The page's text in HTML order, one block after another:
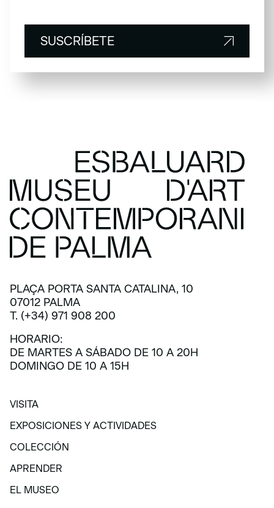
SUSCRÍBETE
SUSCRÍBETE
PLAÇA PORTA SANTA CATALINA, 10
07012 PALMA
T. (+34) 971 908 200
HORARIO:
DE MARTES A SÁBADO DE 10 A 20H
DOMINGO DE 10 A 15H
VISITA
VISITA
EXPOSICIONES Y ACTIVIDADES
EXPOSICIONES Y ACTIVIDADES
COLECCIÓN
COLECCIÓN
APRENDER
APRENDER
EL MUSEO